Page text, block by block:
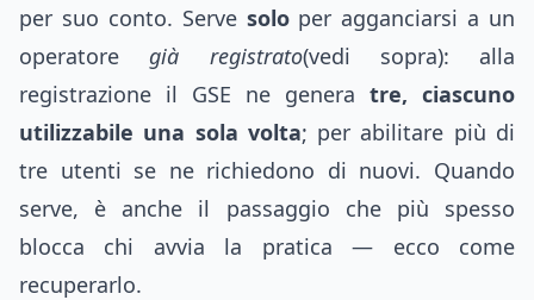
per suo conto. Servesoloper agganciarsi a un
operatoregià registrato(vedi sopra): alla
registrazione il GSE ne genera tre, ciascuno
utilizzabile una sola volta; per abilitare più di
tre utenti se ne richiedono di nuovi. Quando
serve, è anche il passaggio che più spesso
blocca chi avvia la pratica — ecco come
recuperarlo.